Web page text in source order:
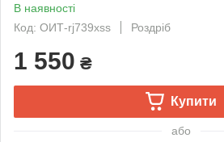
В наявності
Код: ОИТ-rj739xss
Роздріб
1 550 ₴
Купити
або